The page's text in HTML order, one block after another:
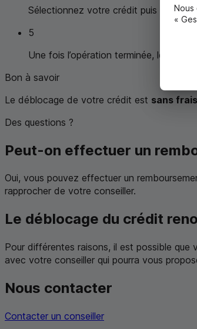
Sélectionnez votre crédit puis le type
5
Une fois l’opération terminée, les
Bon à savoir
Le déblocage de votre crédit est sans
Des questions ?
Peut-on effectuer un
Oui, vous pouvez effectuer un
rapprocher de votre conseiller.
Le déblocage du crédit
Pour différentes raisons, il est possible
avec votre conseiller qui pourra vous
Nous contacter
Contacter un conseiller
Nous
«